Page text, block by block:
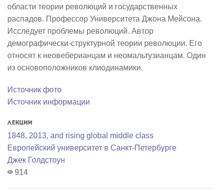
области теории революций и государственных
распадов. Профессор Университета Джона Мейсона.
Исследует проблемы революций. Автор
демографически-структурной теории революции. Его
относят к неовеберианцам и неомальтузианцам. Один
из основоположников клиодинамики.
Источник фото
Источник информации
Лекции
1848, 2013, and rising global middle class
Европейский университет в Санкт-Петербурге
Джек Голдстоун
914